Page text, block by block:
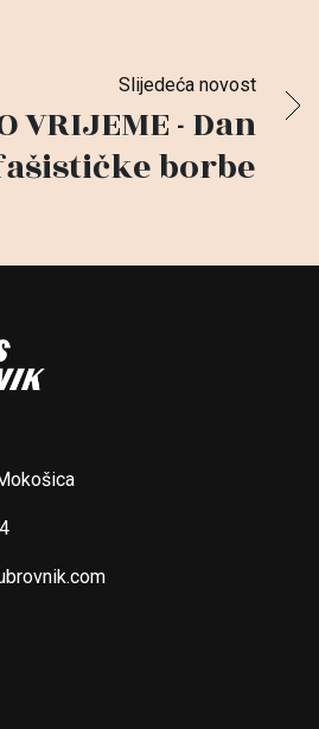
Slijedeća novost
VRIJEME - Dan
borbe